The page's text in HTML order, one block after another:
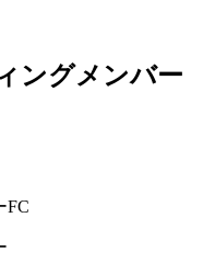
ングメンバー
FC